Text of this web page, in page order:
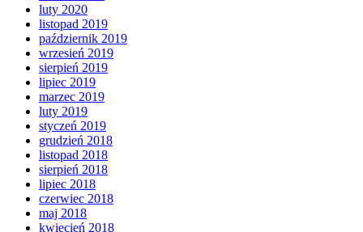
luty 2020
listopad 2019
październik 2019
wrzesień 2019
sierpień 2019
lipiec 2019
marzec 2019
luty 2019
styczeń 2019
grudzień 2018
listopad 2018
sierpień 2018
lipiec 2018
czerwiec 2018
maj 2018
kwiecień 2018